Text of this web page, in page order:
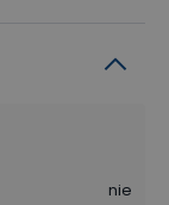
nie